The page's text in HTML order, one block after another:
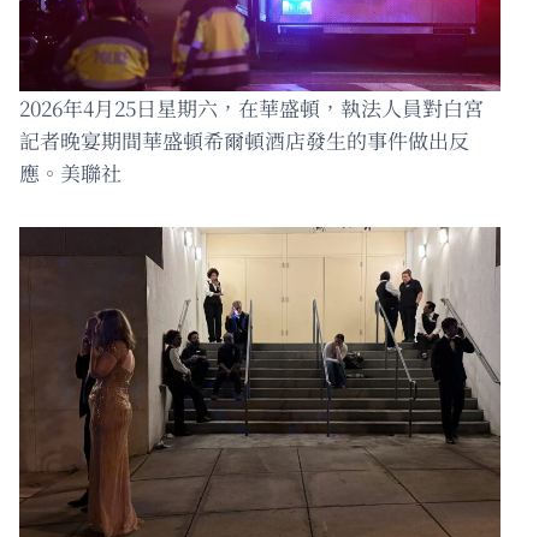
2026年4月25日星期六，在華盛頓，執法人員對白宮
記者晚宴期間華盛頓希爾頓酒店發生的事件做出反
應。美聯社